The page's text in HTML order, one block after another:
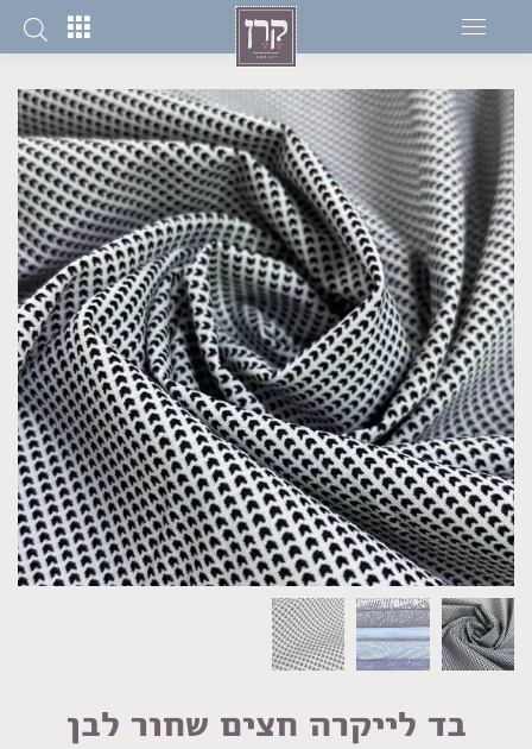
בד לייקרה חצים שחור לבן